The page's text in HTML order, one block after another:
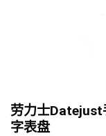
劳力士Datejust
字表盘